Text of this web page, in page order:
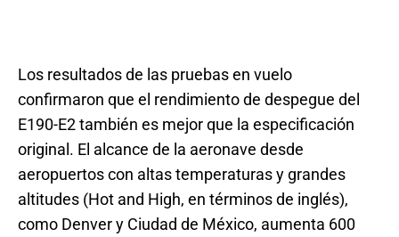
Los resultados de las pruebas en vuelo
confirmaron que el rendimiento de despegue del
E190-E2 también es mejor que la especificación
original. El alcance de la aeronave desde
aeropuertos con altas temperaturas y grandes
altitudes (Hot and High, en términos de inglés),
como Denver y Ciudad de México, aumenta 600